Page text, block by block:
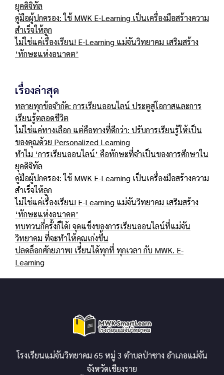
ยุคดิจิทัล
คู่มือผู้ปกครอง: ใช้ MWK E-Learning เป็นเครื่องมือสร้างความ
สำเร็จให้ลูก
ไม่ใช่แค่เรื่องเรียน! E-Learning แม่จันวิทยาคม เสริมสร้าง
‘ทักษะแห่งอนาคต’
เรื่องล่าสุด
ทลายทุกข้อจำกัด: การเรียนออนไลน์ ประตูสู่โอกาสและการ
เรียนรู้ตลอดชีวิต
ไม่ใช่แค่ทางเลือก แต่คือทางที่ดีกว่า: ปรับการเรียนรู้ให้เป็น
ของคุณด้วย Personalized Learning
ทำไม ‘การเรียนออนไลน์’ คือทักษะที่จำเป็นของการศึกษาใน
ยุคดิจิทัล
คู่มือผู้ปกครอง: ใช้ MWK E-Learning เป็นเครื่องมือสร้างความ
สำเร็จให้ลูก
ไม่ใช่แค่เรื่องเรียน! E-Learning แม่จันวิทยาคม เสริมสร้าง
‘ทักษะแห่งอนาคต’
ทบทวนกี่ครั้งก็ได้! จุดแข็งของการเรียนออนไลน์ที่แม่จัน
วิทยาคม ที่จะทำให้คุณเก่งขึ้น
ปลดล็อกศักยภาพ! เรียนได้ทุกที่ ทุกเวลา กับ MWK. E-
Learning
โรงเรียนแม่จันวิทยาคม 65 หมู่ 3 ตำบลป่าซาง อำเภอแม่จัน
จังหวัดเชียงราย